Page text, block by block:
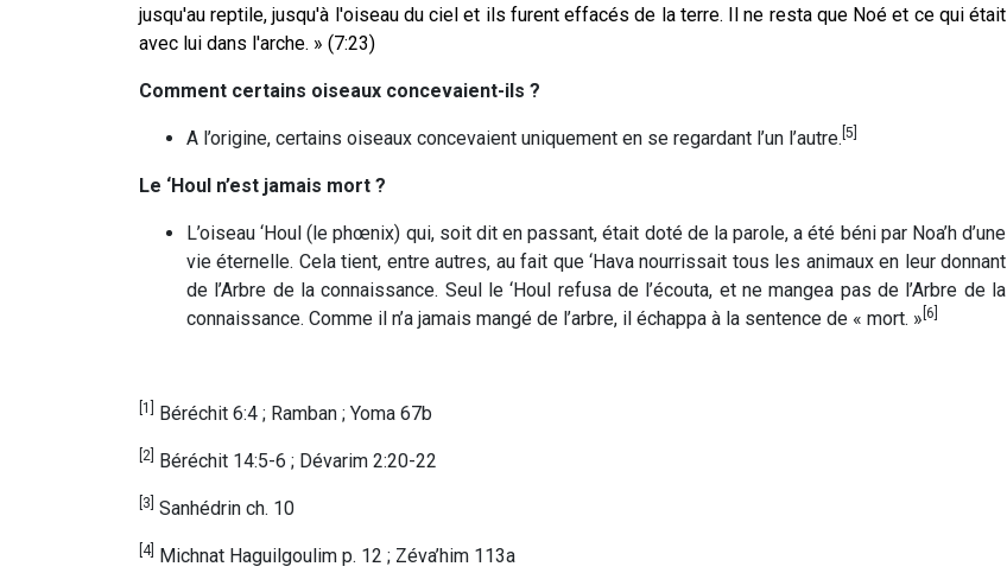
jusqu'au reptile, jusqu'à l'oiseau du ciel et ils furent effacés de la terre. Il ne resta que Noé et ce qui était
avec lui dans l'arche. » (7:23)
Comment certains oiseaux concevaient-ils ?
A l’origine, certains oiseaux concevaient uniquement en se regardant l’un l’autre. [5]
Le ‘Houl n’est jamais mort ?
L’oiseau ‘Houl (le phœnix) qui, soit dit en passant, était doté de la parole, a été béni par Noa’h d’une
vie éternelle. Cela tient, entre autres, au fait que ‘Hava nourrissait tous les animaux en leur donnant
de l’Arbre de la connaissance. Seul le ‘Houl refusa de l’écouta, et ne mangea pas de l’Arbre de la
connaissance. Comme il n’a jamais mangé de l’arbre, il échappa à la sentence de « mort. » [6]
[1] Béréchit 6:4 ; Ramban ; Yoma 67b
[2] Béréchit 14:5-6 ; Dévarim 2:20-22
[3] Sanhédrin ch. 10
[4] Michnat Haguilgoulim p. 12 ; Zéva’him 113a